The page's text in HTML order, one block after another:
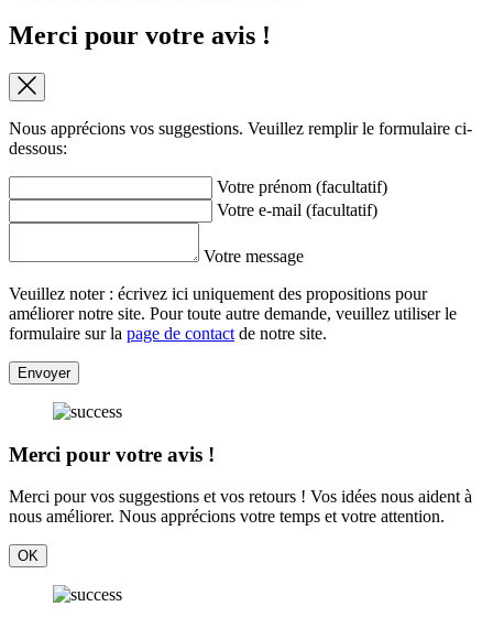
Merci pour votre avis !
Nous apprécions vos suggestions. Veuillez remplir le formulaire ci-
dessous:
Votre prénom (facultatif)
Votre e-mail (facultatif)
Votre message
Veuillez noter : écrivez ici uniquement des propositions pour
améliorer notre site. Pour toute autre demande, veuillez utiliser le
formulaire sur la page de contact de notre site.
Envoyer
Merci pour votre avis !
Merci pour vos suggestions et vos retours ! Vos idées nous aident à
nous améliorer. Nous apprécions votre temps et votre attention.
OK